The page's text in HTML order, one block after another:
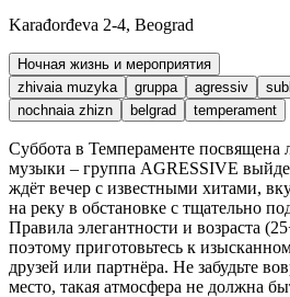
Karađorđeva 2-4, Beograd
Ночная жизнь и мероприятия
zhivaia muzyka
gruppa agressiv
nochnaia zhizn
belgrad temperament
Суббота в Темпераменте
музыки – группа AGRESSIVE
ждёт вечер с известными хитами,
на реку в обстановке с тщательно
Правила элегантности и возраста
поэтому приготовьтесь к
друзей или партнёра. Не забудьте
место, такая атмосфера не должна